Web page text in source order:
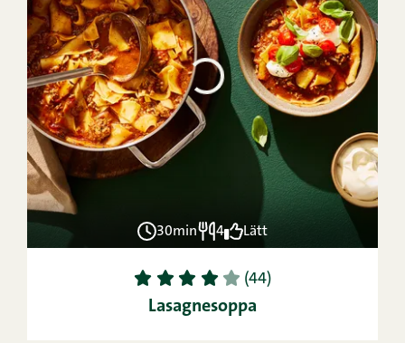
30min 4 Lätt
1 2 3 4 5 (44)
Lasagnesoppa